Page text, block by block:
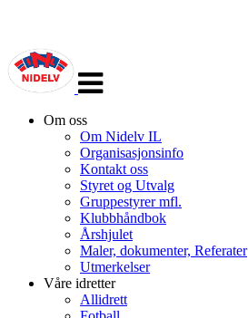
navigasjon
Om oss
Om Nidelv IL
Organisasjonsinfo
Kontakt oss
Styret og Utvalg
Gruppestyrer mfl.
Klubbhåndbok
Årshjulet
Maler, dokumenter, Referater
Utmerkelser
Våre idretter
Allidrett